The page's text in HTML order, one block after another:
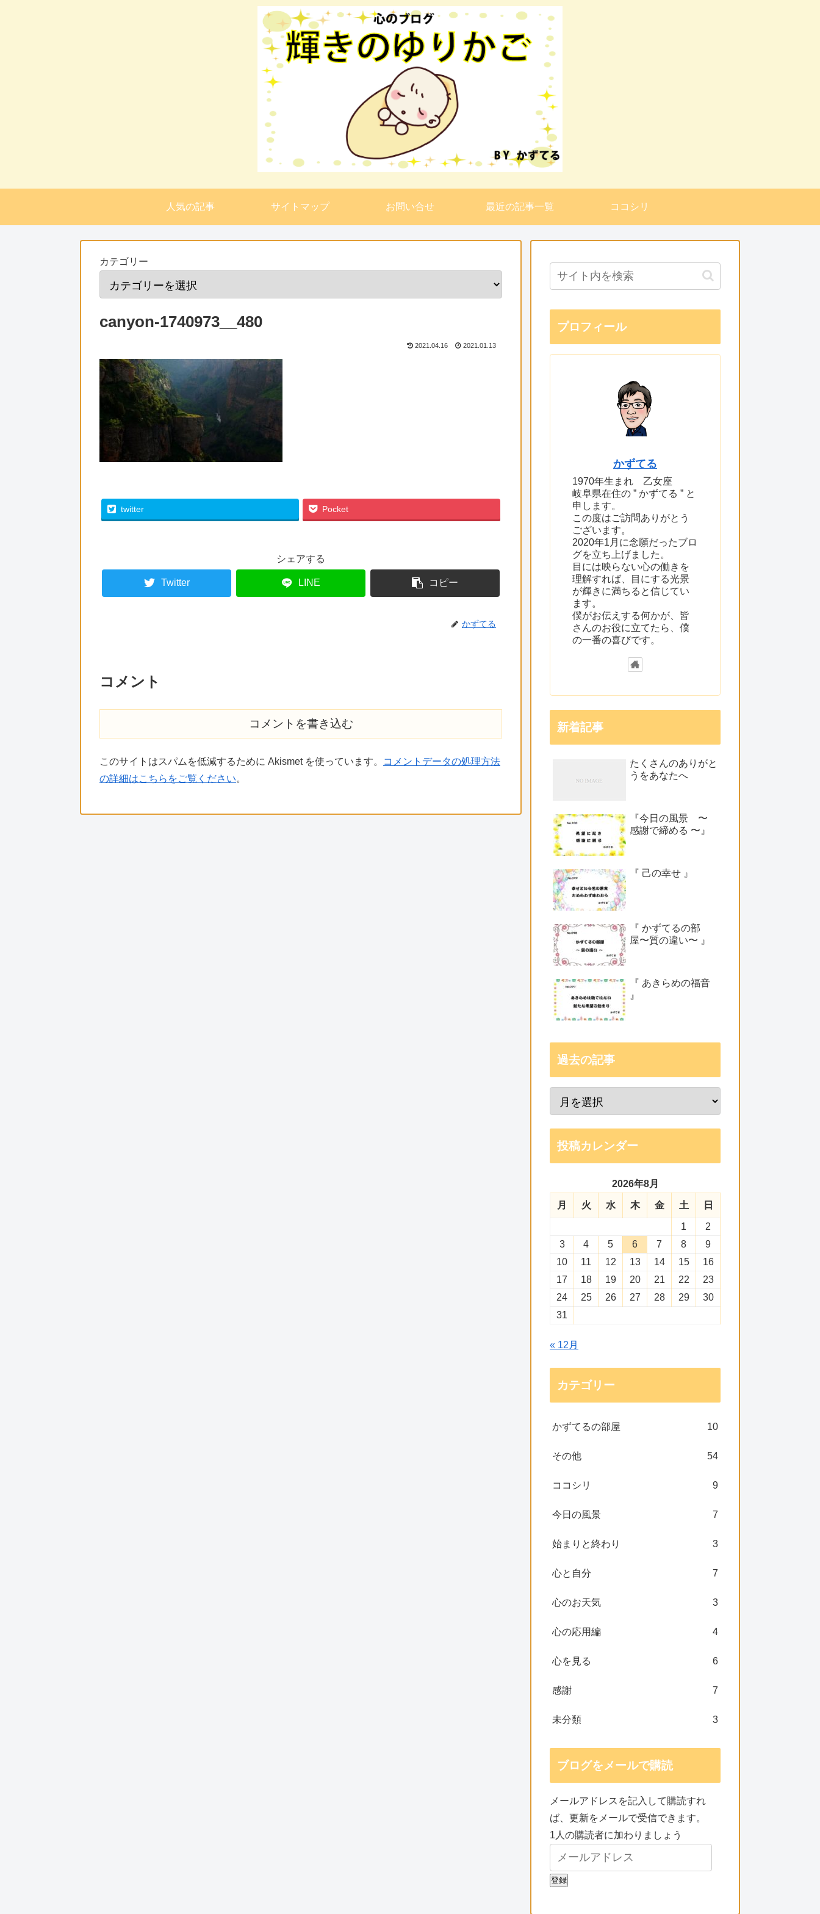
人気の記事 サイトマップ お問い合せ 最近の記事一覧 ココシリ
カテゴリー
canyon-1740973__480
2021.04.16 2021.01.13
twitter Pocket
シェアする
Twitter LINE コピー
かずてる
コメント
コメントを書き込む
このサイトはスパムを低減するために Akismet を使っています。
コメントデータの処理方法
の詳細はこちらをご覧ください。
プロフィール
かずてる
1970年生まれ 乙女座
岐阜県在住の ” かずてる ” と
申します。
この度はご訪問ありがとう
ございます。
2020年1月に念願だったブロ
グを立ち上げました。
目には映らない心の働きを
理解すれば、目にする光景
が輝きに満ちると信じてい
ます。
僕がお伝えする何かが、皆
さんのお役に立てたら、僕
の一番の喜びです。
新着記事
たくさんのありがと
うをあなたへ
『今日の風景 〜
感謝で締める 〜』
『 己の幸せ 』
『 かずてるの部
屋〜質の違い〜 』
『 あきらめの福音
』
過去の記事
投稿カレンダー
2026年8月
月 火 水 木 金 土 日
1
2
3
4 5 6 7 8
9
10
11 12 13 14 15
16
17
18 19 20 21 22
23
24
25 26 27 28 29
30
31
« 12月
カテゴリー
かずてるの部屋 10
その他 54
ココシリ 9
今日の風景 7
始まりと終わり 3
心と自分 7
心のお天気 3
心の応用編 4
心を見る 6
感謝 7
未分類 3
ブログをメールで購読
メールアドレスを記入して購読すれ
ば、更新をメールで受信できます。
1人の購読者に加わりましょう
登録